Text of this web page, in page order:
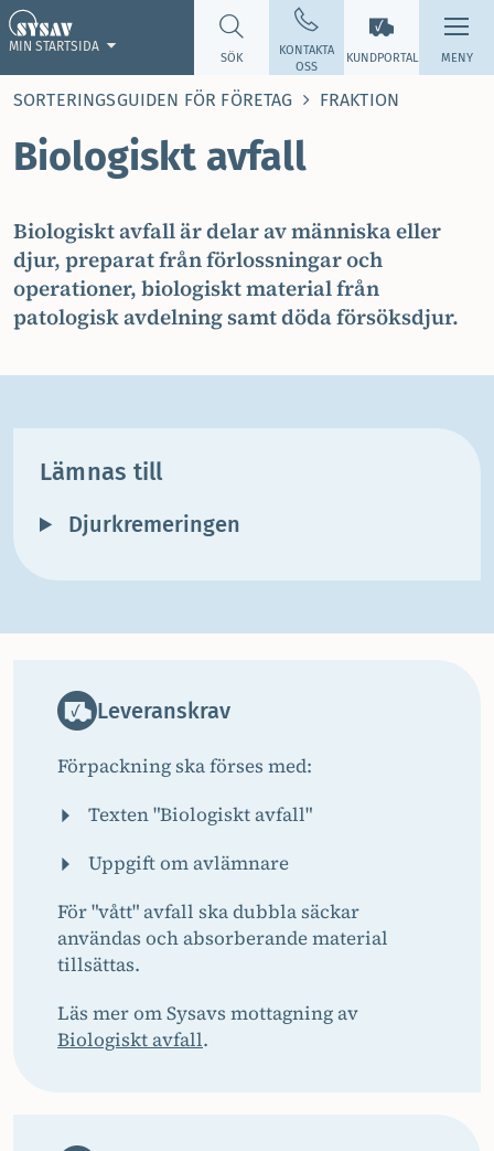
KUNDPORTAL
SÖK
KONTAKTA
OSS
MENY
MIN STARTSIDA
SORTERINGSGUIDEN FÖR FÖRETAG FRAKTION
Biologiskt avfall
Biologiskt avfall är delar av människa eller
djur, preparat från förlossningar och
operationer, biologiskt material från
patologisk avdelning samt döda försöksdjur.
Lämnas till
Djurkremeringen
Leveranskrav
Förpackning ska förses med:
Texten "Biologiskt avfall"
Uppgift om avlämnare
För "vått" avfall ska dubbla säckar
användas och absorberande material
tillsättas.
Läs mer om Sysavs mottagning av
Biologiskt avfall.